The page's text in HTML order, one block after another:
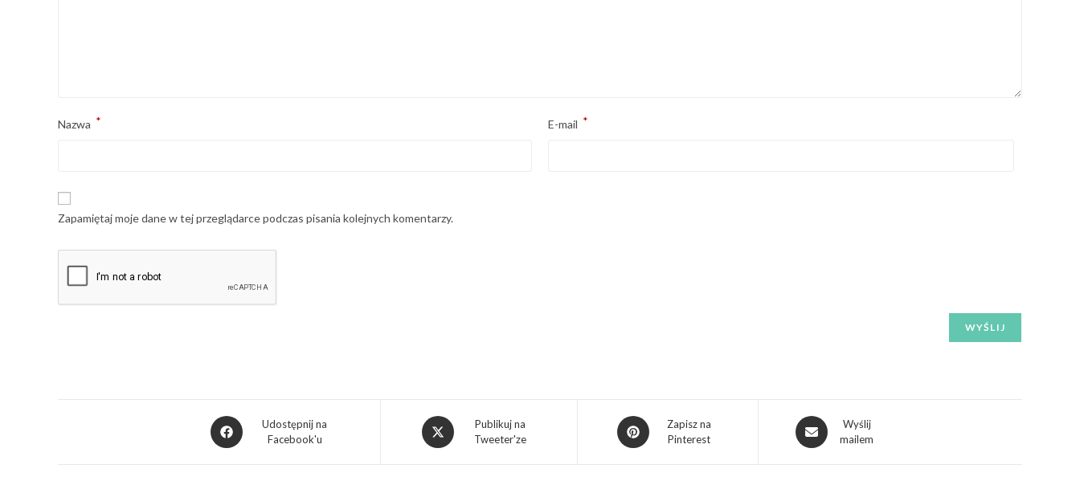
Nazwa * E-mail *
Zapamiętaj moje dane w tej przeglądarce podczas pisania kolejnych komentarzy.
Udostępnij na
Facebook'u
Publikuj na
Tweeter'ze
Zapisz na
Pinterest
Wyślij
mailem